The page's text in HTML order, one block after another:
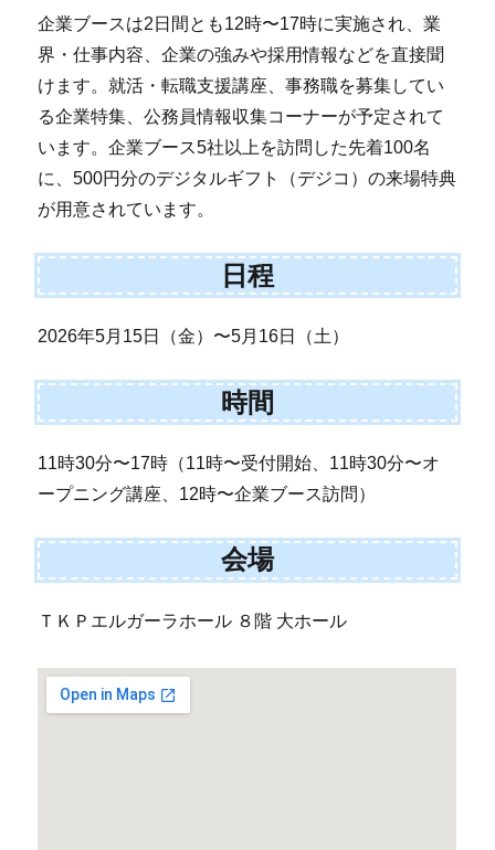
企業ブースは2日間とも12時〜17時に実施され、業
界・仕事内容、企業の強みや採用情報などを直接聞
けます。就活・転職支援講座、事務職を募集してい
る企業特集、公務員情報収集コーナーが予定されて
います。企業ブース5社以上を訪問した先着100名
に、500円分のデジタルギフト（デジコ）の来場特典
が用意されています。
日程
2026年5月15日（金）〜5月16日（土）
時間
11時30分〜17時（11時〜受付開始、11時30分〜オ
ープニング講座、12時〜企業ブース訪問）
会場
ＴＫＰエルガーラホール ８階 大ホール